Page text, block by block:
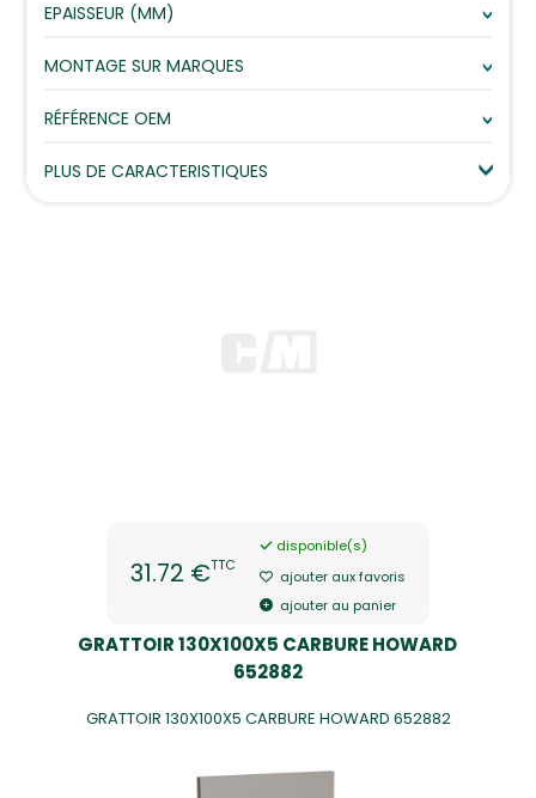
EPAISSEUR (MM)
MONTAGE SUR MARQUES
RÉFÉRENCE OEM
PLUS DE CARACTERISTIQUES
31.72 €TTC
disponible(s)
ajouter aux favoris
ajouter au panier
GRATTOIR 130X100X5 CARBURE HOWARD
652882
GRATTOIR 130X100X5 CARBURE HOWARD 652882